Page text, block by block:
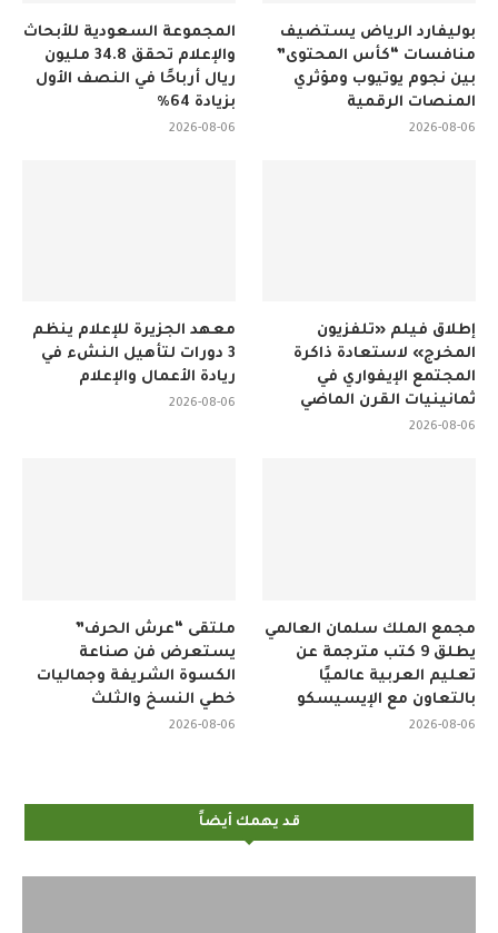
المجموعة السعودية للأبحاث
والإعلام تحقق 34.8 مليون
ريال أرباحًا في النصف الأول
بزيادة 64%
2026-08-06
بوليفارد الرياض يستضيف
منافسات “كأس المحتوى”
بين نجوم يوتيوب ومؤثري
المنصات الرقمية
2026-08-06
معهد الجزيرة للإعلام ينظم
3 دورات لتأهيل النشء في
ريادة الأعمال والإعلام
2026-08-06
إطلاق فيلم «تلفزيون
المخرج» لاستعادة ذاكرة
المجتمع الإيفواري في
ثمانينيات القرن الماضي
2026-08-06
ملتقى “عرش الحرف”
يستعرض فن صناعة
الكسوة الشريفة وجماليات
خطي النسخ والثلث
2026-08-06
مجمع الملك سلمان العالمي
يطلق 9 كتب مترجمة عن
تعليم العربية عالميًا
بالتعاون مع الإيسيسكو
2026-08-06
قد يهمك أيضاً